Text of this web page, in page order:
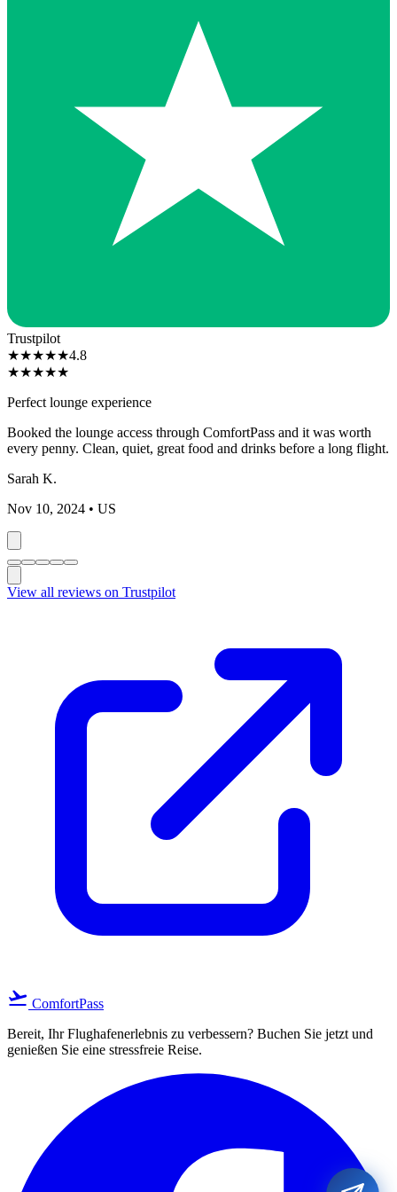
Trustpilot
★★★★★4.8
★★★★★
Perfect lounge experience
Booked the lounge access through ComfortPass and it was worth
every penny. Clean, quiet, great food and drinks before a long flight.
Sarah K.
Nov 10, 2024 • US
View all reviews on Trustpilot
flight_takeoff ComfortPass
Bereit, Ihr Flughafenerlebnis zu verbessern? Buchen Sie jetzt und
genießen Sie eine stressfreie Reise.